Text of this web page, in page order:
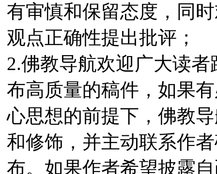
有审慎和保留态度，同
观点正确性提出批评；
2.佛教导航欢迎广大读
布高质量的稿件，如果
心思想的前提下，佛教
和修饰，并主动联系作
布。如果作者希望披露